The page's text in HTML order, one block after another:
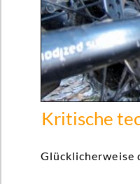
Kritische
Glücklicherweise